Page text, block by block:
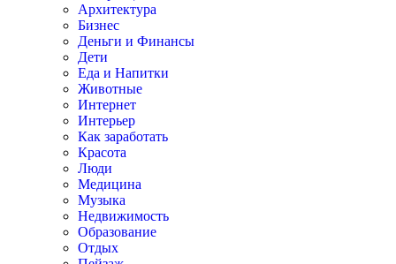
Архитектура
Бизнес
Деньги и Финансы
Дети
Еда и Напитки
Животные
Интернет
Интерьер
Как заработать
Красота
Люди
Медицина
Музыка
Недвижимость
Образование
Отдых